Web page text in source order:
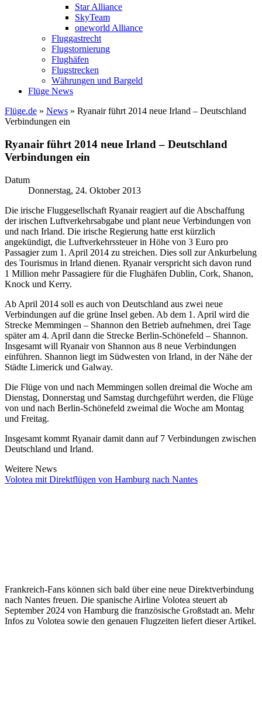
Star Alliance
SkyTeam
oneworld Alliance
Fluggastrecht
Flugstornierung
Flughäfen
Flugstrecken
Währungen und Bargeld
Flüge News
Flüge.de » News » Ryanair führt 2014 neue Irland – Deutschland
Verbindungen ein
Ryanair führt 2014 neue Irland – Deutschland
Verbindungen ein
Datum
Donnerstag, 24. Oktober 2013
Die irische Fluggesellschaft Ryanair reagiert auf die Abschaffung
der irischen Luftverkehrsabgabe und plant neue Verbindungen von
und nach Irland. Die irische Regierung hatte erst kürzlich
angekündigt, die Luftverkehrssteuer in Höhe von 3 Euro pro
Passagier zum 1. April 2014 zu streichen. Dies soll zur Ankurbelung
des Tourismus in Irland dienen. Ryanair verspricht sich davon rund
1 Million mehr Passagiere für die Flughäfen Dublin, Cork, Shanon,
Knock und Kerry.
Ab April 2014 soll es auch von Deutschland aus zwei neue
Verbindungen auf die grüne Insel geben. Ab dem 1. April wird die
Strecke Memmingen – Shannon den Betrieb aufnehmen, drei Tage
später am 4. April dann die Strecke Berlin-Schönefeld – Shannon.
Insgesamt will Ryanair von Shannon aus 8 neue Verbindungen
einführen. Shannon liegt im Südwesten von Irland, in der Nähe der
Städte Limerick und Galway.
Die Flüge von und nach Memmingen sollen dreimal die Woche am
Dienstag, Donnerstag und Samstag durchgeführt werden, die Flüge
von und nach Berlin-Schönefeld zweimal die Woche am Montag
und Freitag.
Insgesamt kommt Ryanair damit dann auf 7 Verbindungen zwischen
Deutschland und Irland.
Weitere News
Volotea mit Direktflügen von Hamburg nach Nantes
Frankreich-Fans können sich bald über eine neue Direktverbindung
nach Nantes freuen. Die spanische Airline Volotea steuert ab
September 2024 von Hamburg die französische Großstadt an. Mehr
Infos zu Volotea sowie den genauen Flugzeiten liefert dieser Artikel.